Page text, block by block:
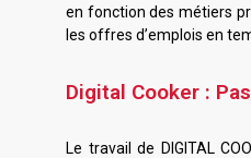
en fonction des métiers
les offres d’emplois en
Digital Cooker :
Le travail de DIGITAL